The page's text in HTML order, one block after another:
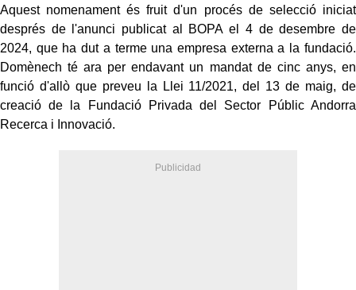
Aquest nomenament és fruit d'un procés de selecció iniciat
després de l'anunci publicat al BOPA el 4 de desembre de
2024, que ha dut a terme una empresa externa a la fundació.
Domènech té ara per endavant un mandat de cinc anys, en
funció d'allò que preveu la Llei 11/2021, del 13 de maig, de
creació de la Fundació Privada del Sector Públic Andorra
Recerca i Innovació.